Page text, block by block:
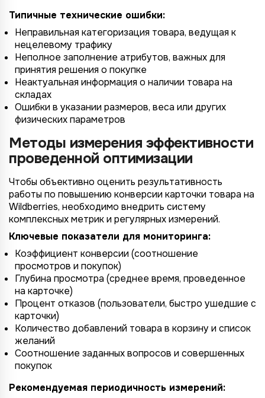
Типичные технические ошибки:
Неправильная категоризация товара, ведущая к
нецелевому трафику
Неполное заполнение атрибутов, важных для
принятия решения о покупке
Неактуальная информация о наличии товара на
складах
Ошибки в указании размеров, веса или других
физических параметров
Методы измерения эффективности
проведенной оптимизации
Чтобы объективно оценить результативность
работы по повышению конверсии карточки товара на
Wildberries, необходимо внедрить систему
комплексных метрик и регулярных измерений.
Ключевые показатели для мониторинга:
Коэффициент конверсии (соотношение
просмотров и покупок)
Глубина просмотра (среднее время, проведенное
на карточке)
Процент отказов (пользователи, быстро ушедшие с
карточки)
Количество добавлений товара в корзину и список
желаний
Соотношение заданных вопросов и совершенных
покупок
Рекомендуемая периодичность измерений: